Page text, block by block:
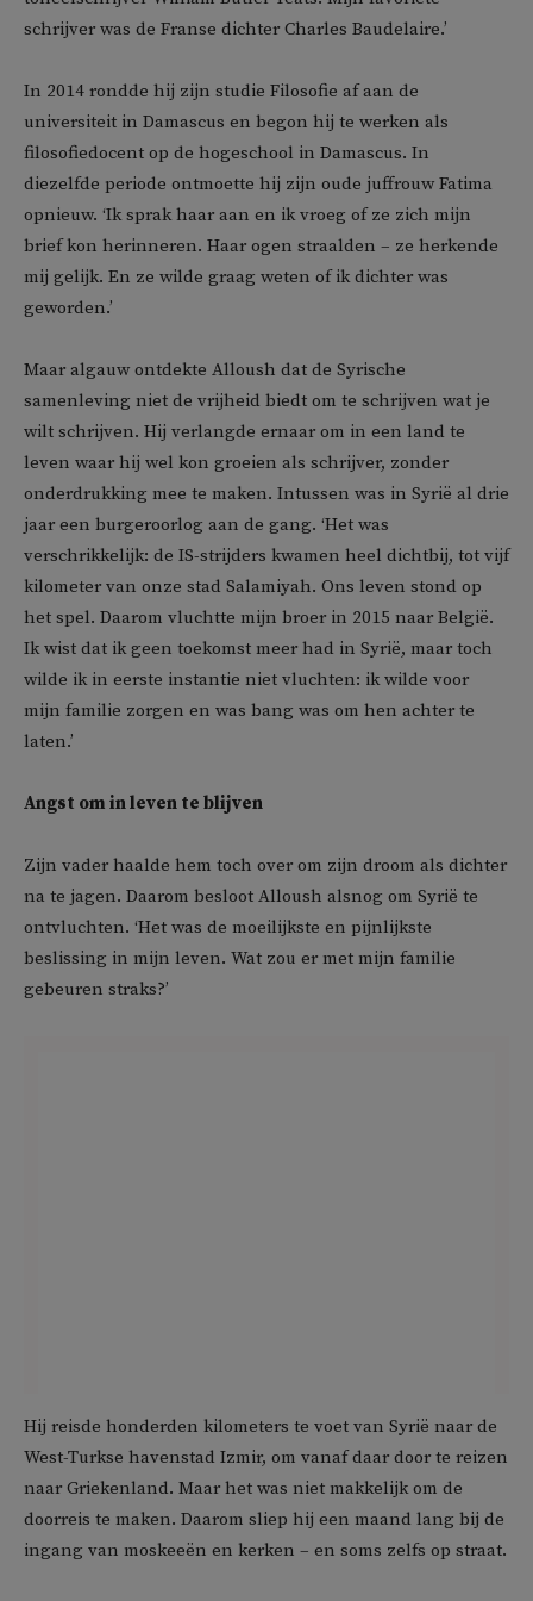
schrijver was de Franse dichter Charles Baudelaire.’
In 2014 rondde hij zijn studie Filosofie af aan de
universiteit in Damascus en begon hij te werken als
filosofiedocent op de hogeschool in Damascus. In
diezelfde periode ontmoette hij zijn oude juffrouw Fatima
opnieuw. ‘Ik sprak haar aan en ik vroeg of ze zich mijn
brief kon herinneren. Haar ogen straalden – ze herkende
mij gelijk. En ze wilde graag weten of ik dichter was
geworden.’
Maar algauw ontdekte Alloush dat de Syrische
samenleving niet de vrijheid biedt om te schrijven wat je
wilt schrijven. Hij verlangde ernaar om in een land te
leven waar hij wel kon groeien als schrijver, zonder
onderdrukking mee te maken. Intussen was in Syrië al drie
jaar een burgeroorlog aan de gang. ‘Het was
verschrikkelijk: de IS-strijders kwamen heel dichtbij, tot vijf
kilometer van onze stad Salamiyah. Ons leven stond op
het spel. Daarom vluchtte mijn broer in 2015 naar België.
Ik wist dat ik geen toekomst meer had in Syrië, maar toch
wilde ik in eerste instantie niet vluchten: ik wilde voor
mijn familie zorgen en was bang was om hen achter te
laten.’
Angst om in leven te blijven
Zijn vader haalde hem toch over om zijn droom als dichter
na te jagen. Daarom besloot Alloush alsnog om Syrië te
ontvluchten. ‘Het was de moeilijkste en pijnlijkste
beslissing in mijn leven. Wat zou er met mijn familie
gebeuren straks?’
Hij reisde honderden kilometers te voet van Syrië naar de
West-Turkse havenstad Izmir, om vanaf daar door te reizen
naar Griekenland. Maar het was niet makkelijk om de
doorreis te maken. Daarom sliep hij een maand lang bij de
ingang van moskeeën en kerken – en soms zelfs op straat.